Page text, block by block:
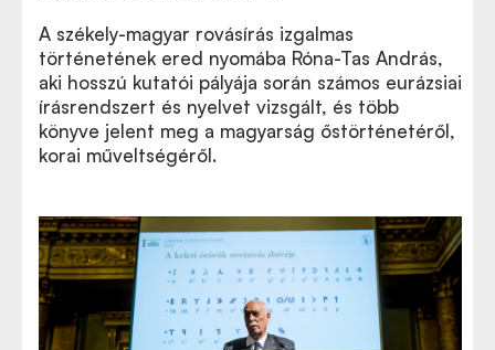
A székely-magyar rovásírás izgalmas
történetének ered nyomába Róna-Tas András,
aki hosszú kutatói pályája során számos eurázsiai
írásrendszert és nyelvet vizsgált, és több
könyve jelent meg a magyarság őstörténetéről,
korai műveltségéről.